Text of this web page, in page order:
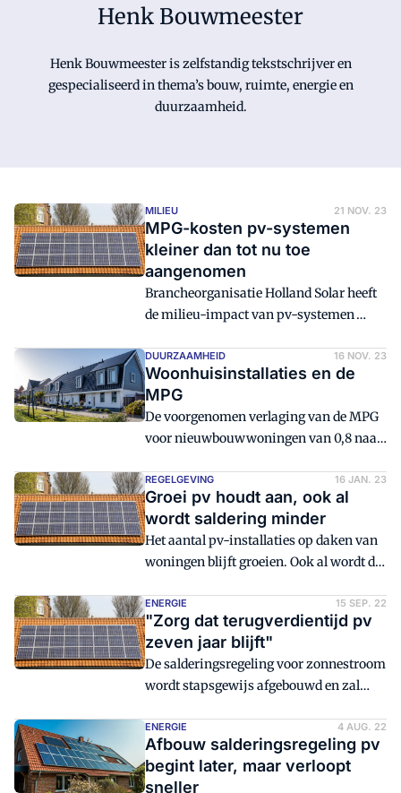
Henk Bouwmeester
Henk Bouwmeester is zelfstandig tekstschrijver en
gespecialiseerd in thema’s bouw, ruimte, energie en
duurzaamheid.
MILIEU 21 NOV. 23
MPG-kosten pv-systemen
kleiner dan tot nu toe
aangenomen
Brancheorganisatie Holland Solar heeft
de milieu-impact van pv-systemen
is dan tot nu toe werd aangenomen. Dat
is van belang bij de verplichte MPG-
berekening. Met dezelfde MPG-score
zou je per woning vijf tot zes panelen
extra kunnen leggen.
DUURZAAMHEID 16 NOV. 23
Woonhuisinstallaties en de
MPG
De voorgenomen verlaging van de MPG
voor nieuwbouwwoningen van 0,8 naar
woonhuisinstallaties? Nu al nadenken
over mogelijke oplossingen biedt
kansen om je als bedrijf te
onderscheiden.
REGELGEVING 16 JAN. 23
Groei pv houdt aan, ook al
wordt saldering minder
Het aantal pv-installaties op daken van
woningen blijft groeien. Ook al wordt de
stapsgewijs afgebouwd. De sterk
gestegen stroomprijzen stuwen de vraag
naar pv explosief op. Installateurs
kunnen hun klanten helpen de juiste
keuzes te maken.
ENERGIE 15 SEP. 22
"Zorg dat terugverdientijd pv
zeven jaar blijft"
De salderingsregeling voor zonnestroom
wordt stapsgewijs afgebouwd en zal
zijn. Holland Solar pleit ervoor om het
tempo waarin de regeling wordt
afgebouwd, niet voor de hele periode
ENERGIE 4 AUG. 22
Afbouw salderingsregeling pv
begint later, maar verloopt
sneller